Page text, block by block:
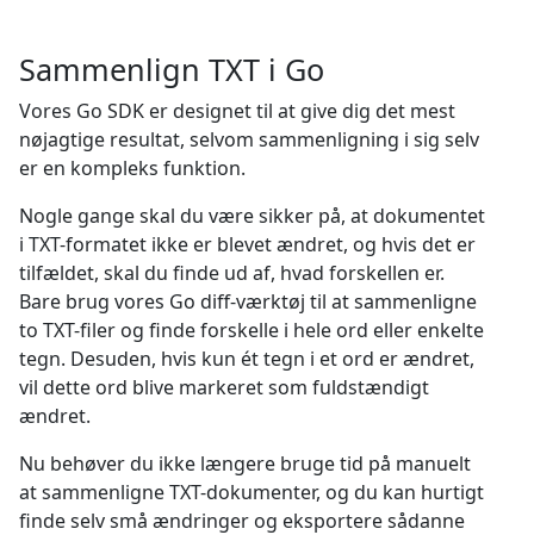
Sammenlign TXT i Go
Vores Go SDK er designet til at give dig det mest
nøjagtige resultat, selvom sammenligning i sig selv
er en kompleks funktion.
Nogle gange skal du være sikker på, at dokumentet
i TXT-formatet ikke er blevet ændret, og hvis det er
tilfældet, skal du finde ud af, hvad forskellen er.
Bare brug vores Go diff-værktøj til at sammenligne
to TXT-filer og finde forskelle i hele ord eller enkelte
tegn. Desuden, hvis kun ét tegn i et ord er ændret,
vil dette ord blive markeret som fuldstændigt
ændret.
Nu behøver du ikke længere bruge tid på manuelt
at sammenligne TXT-dokumenter, og du kan hurtigt
finde selv små ændringer og eksportere sådanne